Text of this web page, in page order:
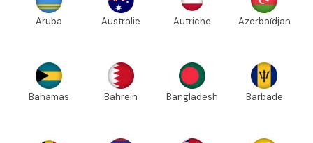
Aruba Australie Autriche Azerbaïdjan
Bahamas Bahreïn Bangladesh Barbade